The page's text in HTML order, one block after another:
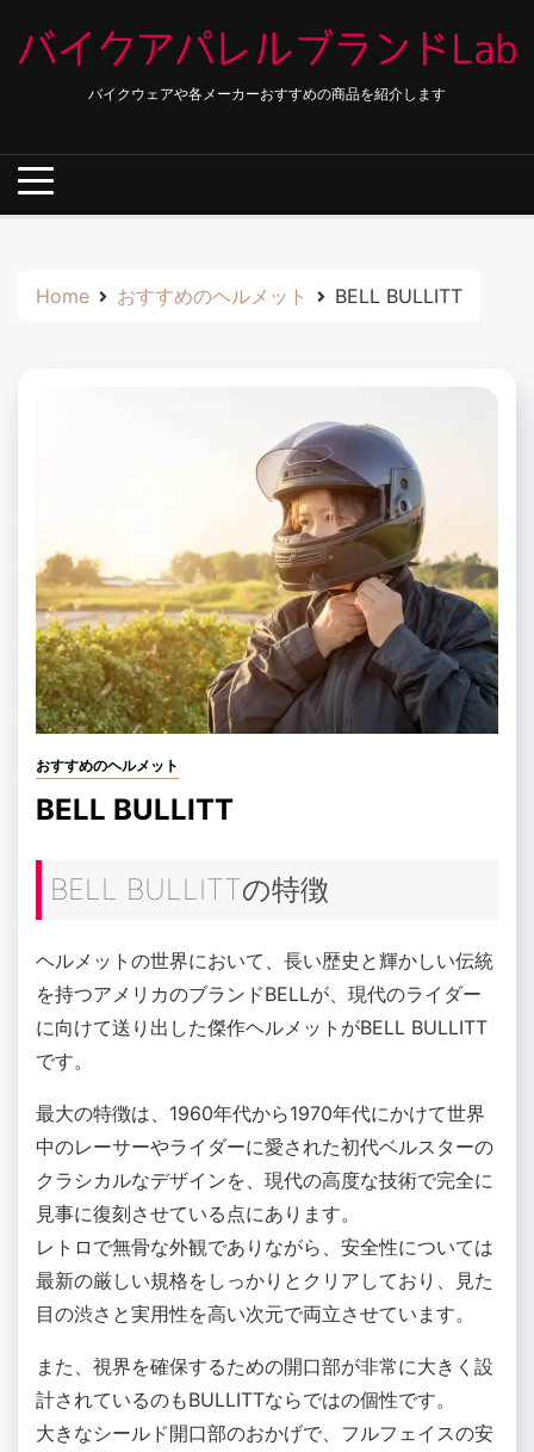
バイクウェアや各メーカーおすすめの商品を紹介します
Home おすすめのヘルメット BELL BULLITT
おすすめのヘルメット
BELL BULLITT
BELL BULLITTの特徴
ヘルメットの世界において、長い歴史と輝かしい伝統
を持つアメリカのブランドBELLが、現代のライダー
に向けて送り出した傑作ヘルメットがBELL BULLITT
です。
最大の特徴は、1960年代から1970年代にかけて世界
中のレーサーやライダーに愛された初代ベルスターの
クラシカルなデザインを、現代の高度な技術で完全に
見事に復刻させている点にあります。
レトロで無骨な外観でありながら、安全性については
最新の厳しい規格をしっかりとクリアしており、見た
目の渋さと実用性を高い次元で両立させています。
また、視界を確保するための開口部が非常に大きく設
計されているのもBULLITTならではの個性です。
大きなシールド開口部のおかげで、フルフェイスの安